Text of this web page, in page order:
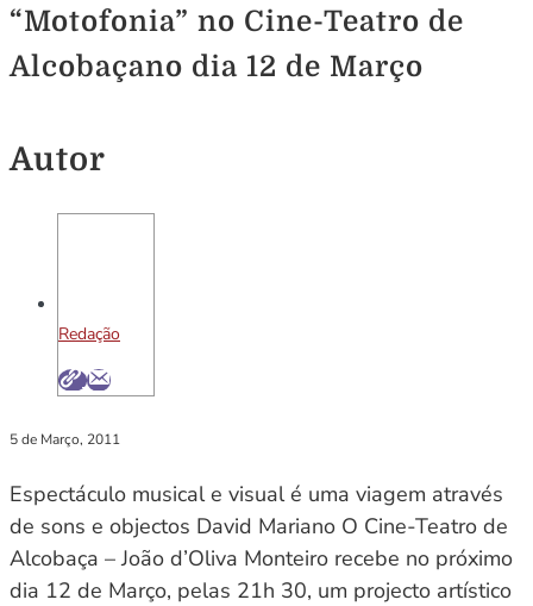
“Motofonia” no Cine-Teatro de
Alcobaçano dia 12 de Março
Autor
Redação
5 de Março, 2011
Espectáculo musical e visual é uma viagem através
de sons e objectos David Mariano O Cine-Teatro de
Alcobaça – João d’Oliva Monteiro recebe no próximo
dia 12 de Março, pelas 21h 30, um projecto artístico